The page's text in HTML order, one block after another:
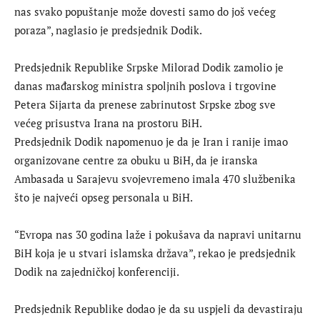
nas svako popuštanje može dovesti samo do još većeg
poraza”, naglasio je predsjednik Dodik.
Predsjednik Republike Srpske Milorad Dodik zamolio je
danas mađarskog ministra spoljnih poslova i trgovine
Petera Sijarta da prenese zabrinutost Srpske zbog sve
većeg prisustva Irana na prostoru BiH.
Predsjednik Dodik napomenuo je da je Iran i ranije imao
organizovane centre za obuku u BiH, da je iranska
Ambasada u Sarajevu svojevremeno imala 470 službenika
što je najveći opseg personala u BiH.
“Evropa nas 30 godina laže i pokušava da napravi unitarnu
BiH koja je u stvari islamska država”, rekao je predsjednik
Dodik na zajedničkoj konferenciji.
Predsjednik Republike dodao je da su uspjeli da devastiraju